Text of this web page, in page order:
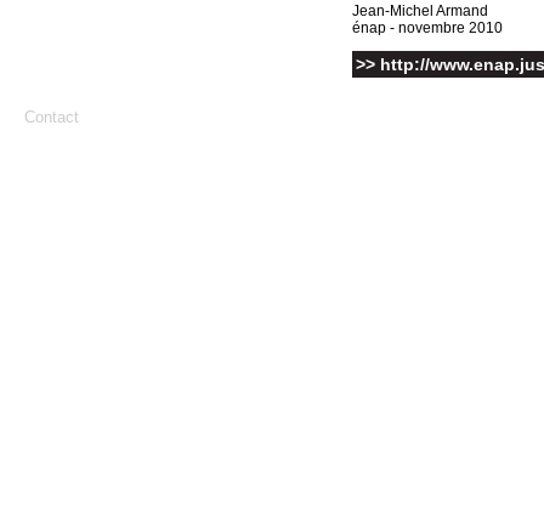
Jean-Michel Armand
énap - novembre 2010
>> http://
Contact